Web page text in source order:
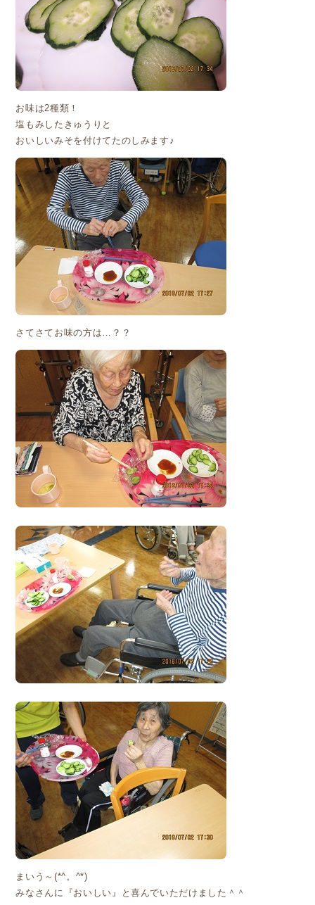
お味は2種類！
塩もみしたきゅうりと
おいしいみそを付けてたのしみます♪
さてさてお味の方は…？？
まいう～(*^。^*)
みなさんに『おいしい』と喜んでいただけました＾＾